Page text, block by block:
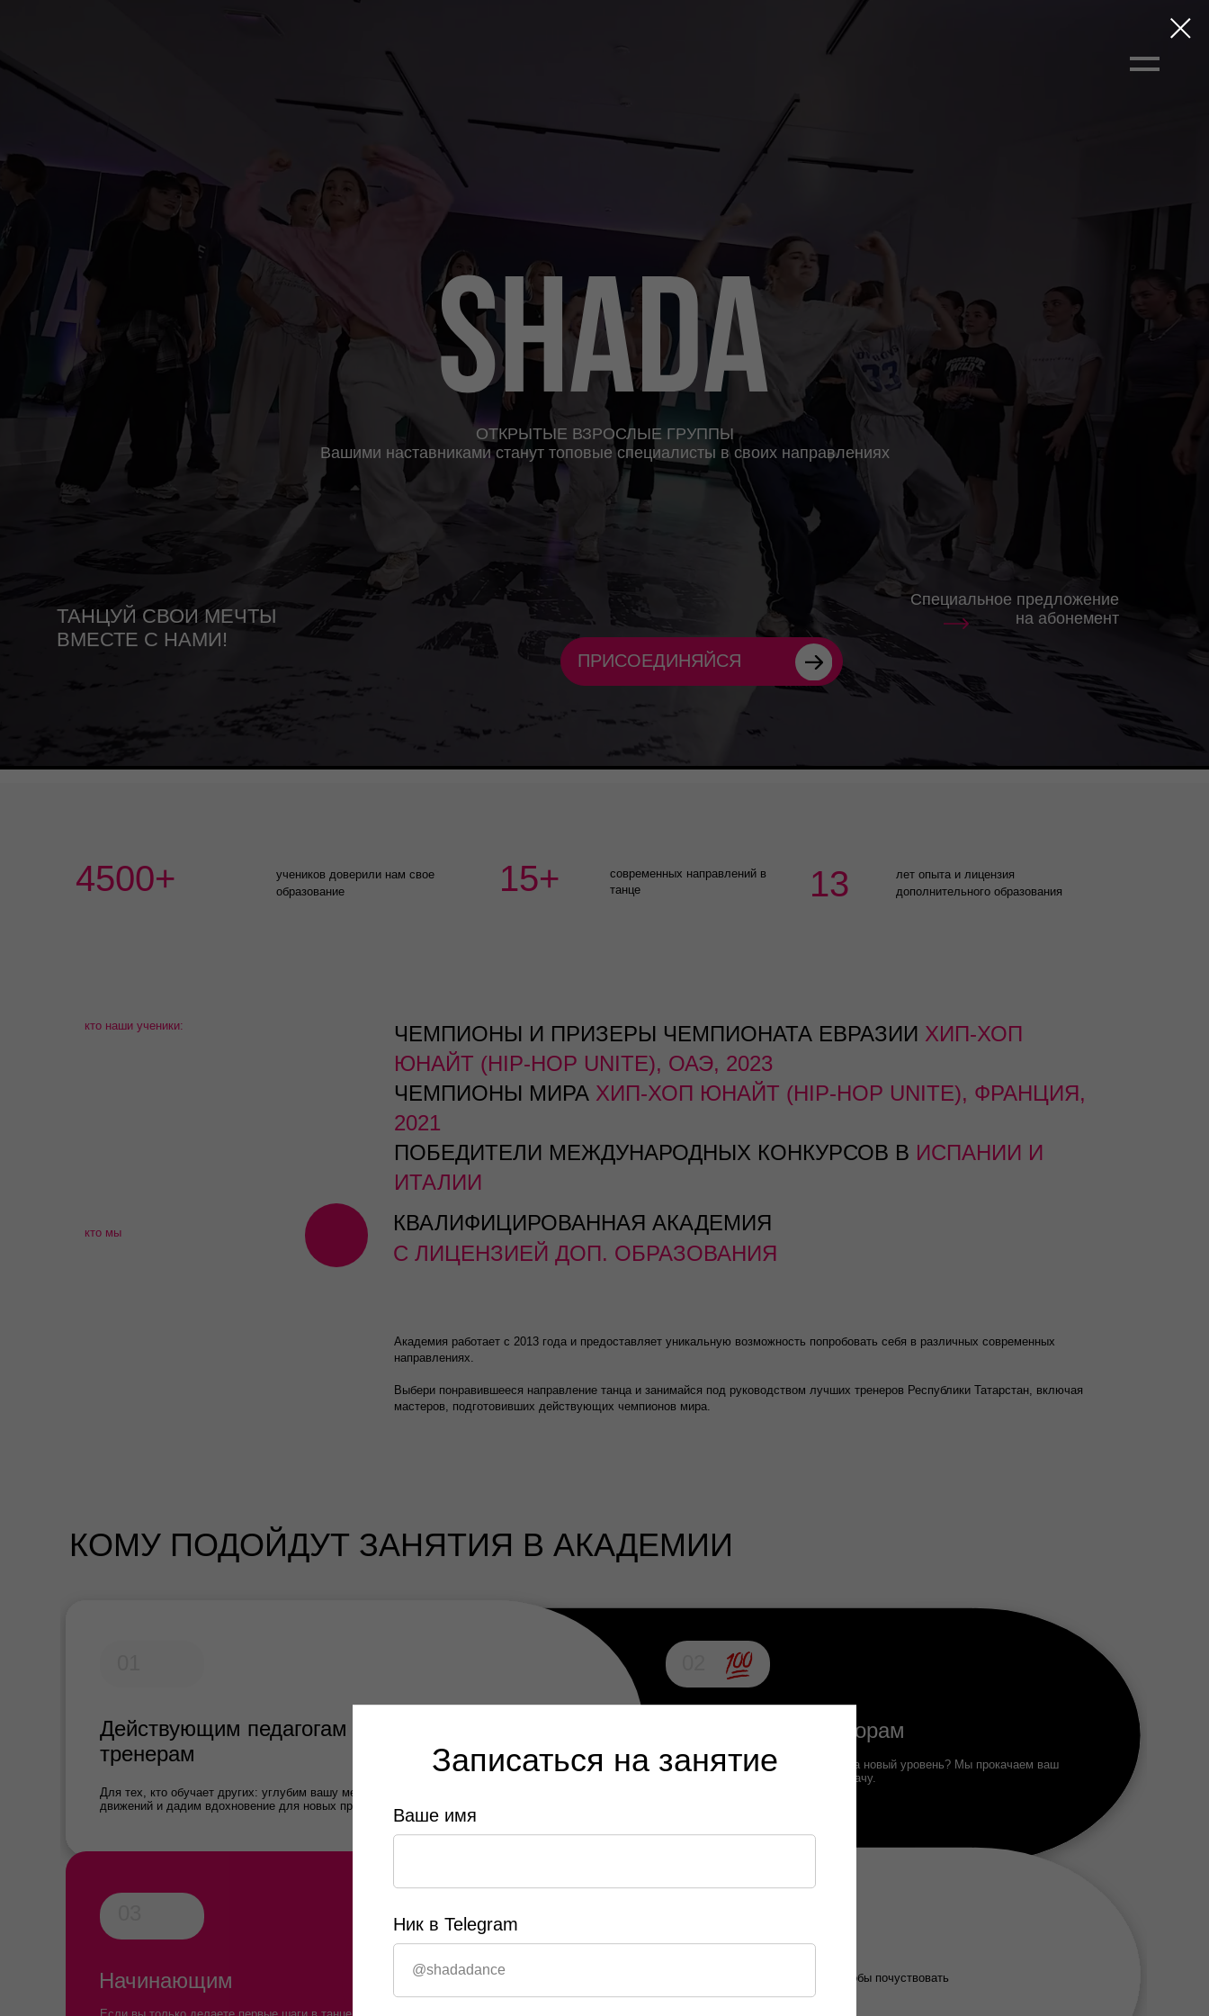
ОТКРЫТЫЕ ВЗРОСЛЫЕ ГРУППЫ
Вашими наставниками станут топовые специалисты в своих направлениях
Специальное предложение
на абонемент
ПРИСОЕДИНЯЙСЯ
Записаться на занятие
Ваше имя
Ник в Telegram
4500+ 15+ 13
кто наши ученики:
кто мы
современных
направлений в
учеников доверили нам свое
образование
лет опыта и лицензия
дополнительного образования
современных направлений в
танце
Академия работает с 2013 года и предоставляет уникальную возможность попробовать себя в различных современных
направлениях.
Выбери понравившееся направление танца и занимайся под руководством лучших тренеров Республики Татарстан, включая
мастеров, подготовивших действующих чемпионов мира.
КВАЛИФИЦИРОВАННАЯ АКАДЕМИЯ
С ЛИЦЕНЗИЕЙ ДОП. ОБРАЗОВАНИЯ
ЧЕМПИОНЫ И ПРИЗЕРЫ ЧЕМПИОНАТА ЕВРАЗИИ ХИП-ХОП
ЮНАЙТ (HIP-HOP UNITE), ОАЭ, 2023
ЧЕМПИОНЫ МИРА ХИП-ХОП ЮНАЙТ (HIP-HOP UNITE), ФРАНЦИЯ,
2021
ПОБЕДИТЕЛИ МЕЖДУНАРОДНЫХ КОНКУРСОВ В ИСПАНИИ И
ИТАЛИИ
Продвинутым танцорам
Действующим педагогам и
тренерам
Для тех, кто обучает других: углубим вашу методику, поможем расширить арсенал
движений и дадим вдохновение для новых программ.
Запишись на пробное занятие, чтобы почуствовать
Начинающим
Вы уже танцуете и хотите выйти на новый уровень? Мы прокачаем ваш
стиль, технику и сценическую подачу.
КОМУ ПОДОЙДУТ ЗАНЯТИЯ В АКАДЕМИИ